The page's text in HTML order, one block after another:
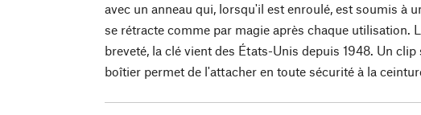
avec un anneau qui, lorsqu'il est enroulé, est soumis à
se rétracte comme par magie après chaque utilisation.
breveté, la clé vient des États-Unis depuis 1948. Un
boîtier permet de l'attacher en toute sécurité à la